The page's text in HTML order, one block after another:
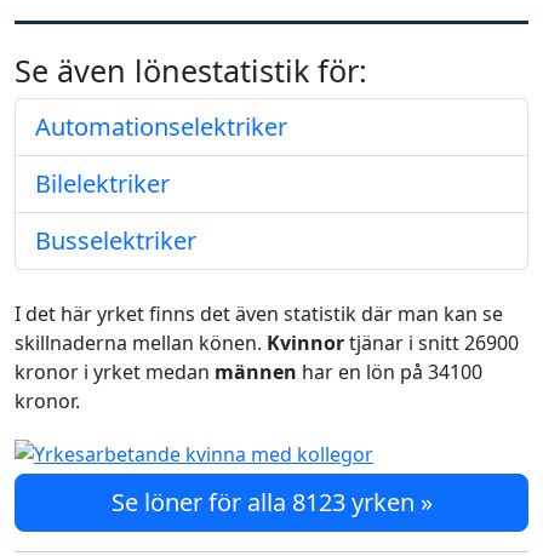
Se även lönestatistik för:
Automationselektriker
Bilelektriker
Busselektriker
I det här yrket finns det även statistik där man kan se
skillnaderna mellan könen. Kvinnortjänar i snitt 26900
kronor i yrket medan männen har en lön på 34100
kronor.
Se löner för alla 8123 yrken »